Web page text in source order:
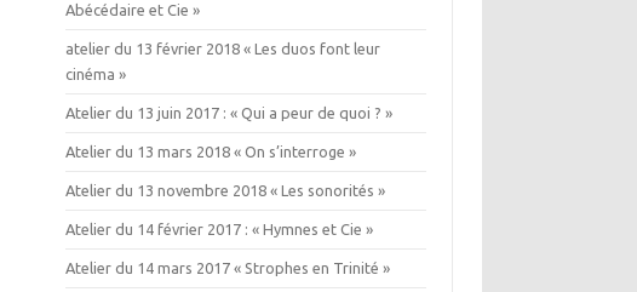
Abécédaire et Cie »
atelier du 13 février 2018 « Les duos font leur
cinéma »
Atelier du 13 juin 2017 : « Qui a peur de quoi ? »
Atelier du 13 mars 2018 « On s’interroge »
Atelier du 13 novembre 2018 « Les sonorités »
Atelier du 14 février 2017 : « Hymnes et Cie »
Atelier du 14 mars 2017 « Strophes en Trinité »